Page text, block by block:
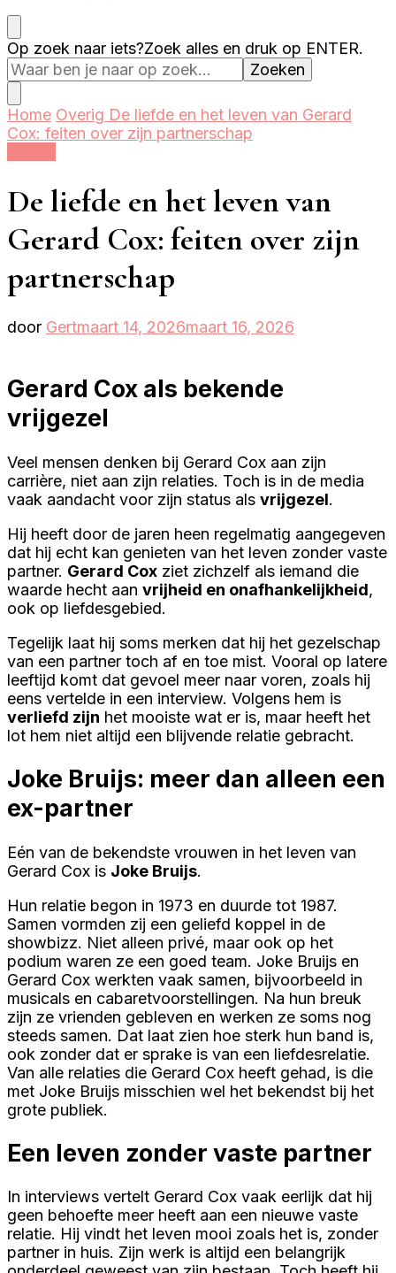
Op zoek naar iets?Zoek alles en druk op ENTER.
Home Overig De liefde en het leven van Gerard
Cox: feiten over zijn partnerschap
De liefde en het leven van
Gerard Cox: feiten over zijn
partnerschap
door Gertmaart 14, 2026maart 16, 2026
Gerard Cox als bekende
vrijgezel
Veel mensen denken bij Gerard Cox aan zijn
carrière, niet aan zijn relaties. Toch is in de media
vaak aandacht voor zijn status als vrijgezel.
Hij heeft door de jaren heen regelmatig aangegeven
dat hij echt kan genieten van het leven zonder vaste
partner. Gerard Cox ziet zichzelf als iemand die
waarde hecht aan vrijheid en onafhankelijkheid,
ook op liefdesgebied.
Tegelijk laat hij soms merken dat hij het gezelschap
van een partner toch af en toe mist. Vooral op latere
leeftijd komt dat gevoel meer naar voren, zoals hij
eens vertelde in een interview. Volgens hem is
verliefd zijn het mooiste wat er is, maar heeft het
lot hem niet altijd een blijvende relatie gebracht.
Joke Bruijs: meer dan alleen een
ex-partner
Eén van de bekendste vrouwen in het leven van
Gerard Cox is Joke Bruijs.
Hun relatie begon in 1973 en duurde tot 1987.
Samen vormden zij een geliefd koppel in de
showbizz. Niet alleen privé, maar ook op het
podium waren ze een goed team. Joke Bruijs en
Gerard Cox werkten vaak samen, bijvoorbeeld in
musicals en cabaretvoorstellingen. Na hun breuk
zijn ze vrienden gebleven en werken ze soms nog
steeds samen. Dat laat zien hoe sterk hun band is,
ook zonder dat er sprake is van een liefdesrelatie.
Van alle relaties die Gerard Cox heeft gehad, is die
met Joke Bruijs misschien wel het bekendst bij het
grote publiek.
Een leven zonder vaste partner
In interviews vertelt Gerard Cox vaak eerlijk dat hij
geen behoefte meer heeft aan een nieuwe vaste
relatie. Hij vindt het leven mooi zoals het is, zonder
partner in huis. Zijn werk is altijd een belangrijk